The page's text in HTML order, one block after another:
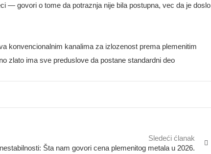
— govori o tome da potraznja nije bila postupna, vec da je doslo
konvencionalnim kanalima za izlozenost prema plemenitim
zlato ima sve preduslove da postane standardni deo
Sledeći ćlanak
Šta nam govori cena plemenitog metala u 2026.